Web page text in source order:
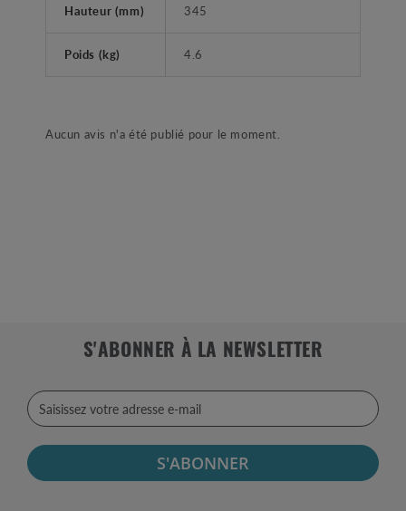
Hauteur (mm) 345
Poids (kg) 4.6
Aucun avis n'a été publié pour le moment.
S'ABONNER À LA NEWSLETTER
S'ABONNER